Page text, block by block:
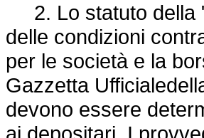
2. Lo statuto della
delle condizioni
per le società e la
Gazzetta
devono essere